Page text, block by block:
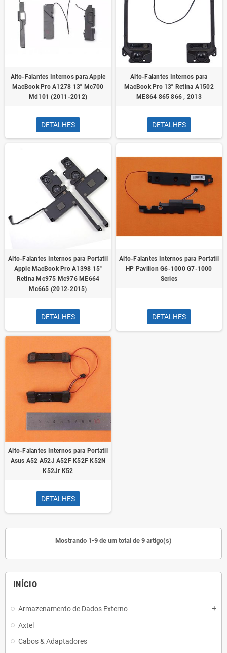
INÍCIO
Armazenamento de Dados Externo add
Axtel
Cabos & Adaptadores
Alto-Falantes Internos para Apple
MacBook Pro A1278 13" Mc700
Md101 (2011-2012)
DETALHES
Alto-Falantes Internos para
MacBook Pro 13" Retina A1502
ME864 865 866 , 2013
DETALHES
Alto-Falantes Internos para Portatil
Apple MacBook Pro A1398 15"
Retina Mc975 Mc976 ME664
Mc665 (2012-2015)
DETALHES
Alto-Falantes Internos para Portatil
HP Pavilion G6-1000 G7-1000
Series
DETALHES
Alto-Falantes Internos para Portatil
Asus A52 A52J A52F K52F K52N
K52Jr K52
DETALHES
Mostrando 1-9 de um total de 9 artigo(s)